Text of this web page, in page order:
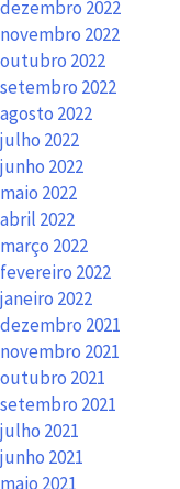
dezembro 2022
novembro 2022
outubro 2022
setembro 2022
agosto 2022
julho 2022
junho 2022
maio 2022
abril 2022
março 2022
fevereiro 2022
janeiro 2022
dezembro 2021
novembro 2021
outubro 2021
setembro 2021
julho 2021
junho 2021
maio 2021